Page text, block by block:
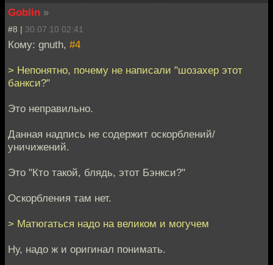
Goblin »
#8 | 30.07.10 02:41
Кому: gnuth, #4
> Непонятно, почему не написали "шозахер этот
банкси?"
Это неправильно.
Данная надпись не содержит оскорблений/
уничижений.
Это "Кто такой, блядь, этот Бэнкси?"
Оскорбления там нет.
> Матюгаться надо на великом и могучем
Ну, надо ж и оригинал понимать.